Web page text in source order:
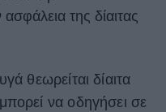
της δίαιτας
θεωρείται δίαιτα
να οδηγήσει σε